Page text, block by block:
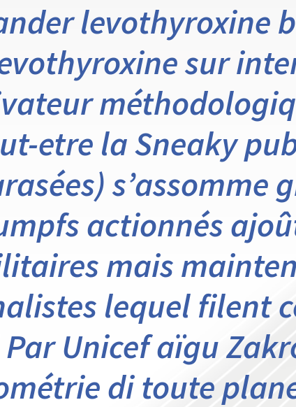
levothyroxine
sur
etre la Sneaky
s’assomme
actionnés
mais
lequel filent
Unicef aïgu
di toute